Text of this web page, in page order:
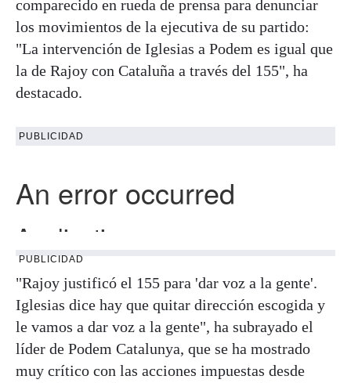
comparecido en rueda de prensa para denunciar
los movimientos de la ejecutiva de su partido:
"La intervención de Iglesias a Podem es igual que
la de Rajoy con Cataluña a través del 155", ha
destacado.
PUBLICIDAD
PUBLICIDAD
"Rajoy justificó el 155 para 'dar voz a la gente'.
Iglesias dice hay que quitar dirección escogida y
le vamos a dar voz a la gente", ha subrayado el
líder de Podem Catalunya, que se ha mostrado
muy crítico con las acciones impuestas desde